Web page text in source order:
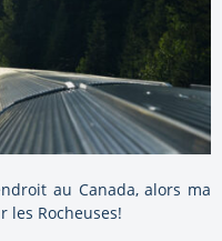
au Canada, alors ma
les Rocheuses!